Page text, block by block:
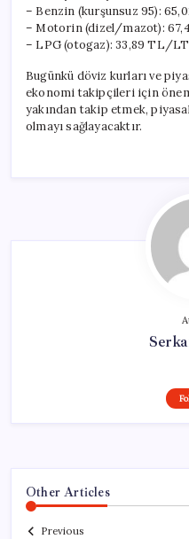
– Benzin (kurşunsuz 95):
– Motorin (dizel/mazot):
– LPG (otogaz): 33,89 TL/LT
Bugünkü döviz kurları ve
ekonomi takipçileri için
yakından takip etmek,
olmayı sağlayacaktır.
Other Articles
Previous